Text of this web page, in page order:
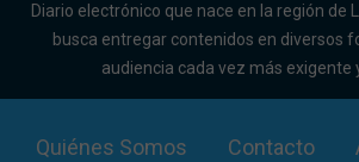
Diario electrónico que nace en la región de
busca entregar contenidos en diversos
audiencia cada vez más exigente
Quiénes Somos Contacto